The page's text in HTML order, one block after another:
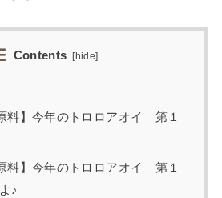
Contents [hide]
料】今年のトロロアオイ 第１
料】今年のトロロアオイ 第１
♪